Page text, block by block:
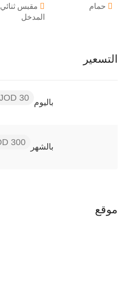
حمام
مقبس ثنائي
المدخل
التسعير
باليوم 30 JOD
بالشهر 300 JOD
موقع